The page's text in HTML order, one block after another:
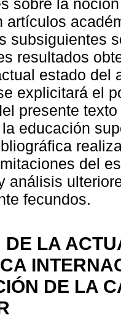
sobre la
artículos
subsiguientes
resultados
estado del
explicitará el
presente
educación
del
análisis
fecundos.
DE LA
DE LA